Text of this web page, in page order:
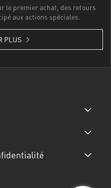
le premier achat, des retours
aux actions spéciales.
PLUS